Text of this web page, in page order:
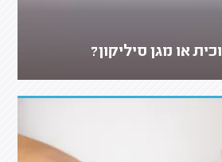
או מגן סיליקון?